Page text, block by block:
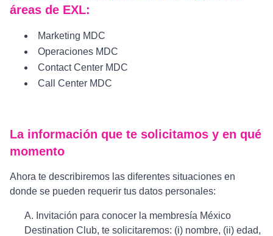
áreas de EXL:
Marketing MDC
Operaciones MDC
Contact Center MDC
Call Center MDC
La información que te solicitamos y en qué
momento
Ahora te describiremos las diferentes situaciones en
donde se pueden requerir tus datos personales:
A. Invitación para conocer la membresía México
Destination Club, te solicitaremos: (i) nombre, (ii) edad,